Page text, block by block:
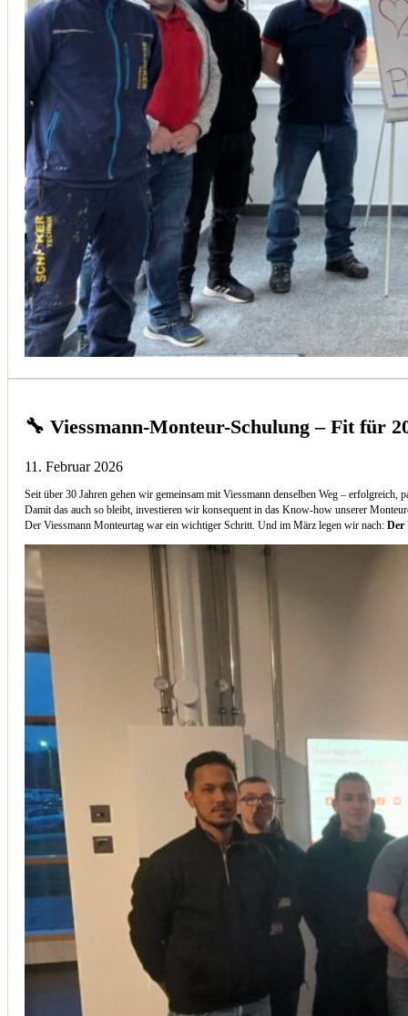
🔧 Viessmann-Monteur-Schulung – Fit für
11. Februar 2026
Seit über 30 Jahren gehen wir gemeinsam mit Viessmann denselben Weg – erfolgreich,
Damit das auch so bleibt, investieren wir konsequent in das Know-how unserer
Der Viessmann Monteurtag war ein wichtiger Schritt. Und im März legen wir nach:Der
Installation von Klimaanlagen
SERVICE
Wir legen großen Wert auf Qualität und
Kundenzufriedenheit. Bei der Installation von
Klimaanlagen verwenden wir nur hochwertige
Produkte führender Hersteller und gewährleisten,
dass jede Installation nicht nur effizient, sondern
auch energieeinsparend ist.